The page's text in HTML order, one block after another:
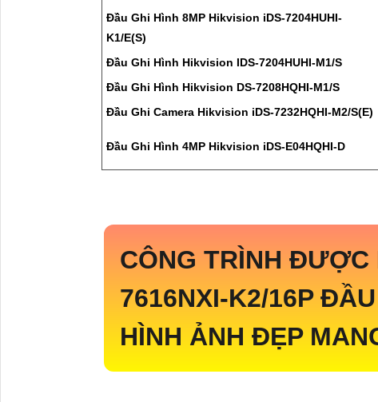
Đầu Ghi Hình 8MP Hikvision iDS-7204HUHI-
K1/E(S)
Đầu Ghi Hình Hikvision IDS-7204HUHI-M1/S
Đầu Ghi Hình Hikvision DS-7208HQHI-M1/S
Đầu Ghi Camera Hikvision iDS-7232HQHI-M2/S(E)
Đầu Ghi Hình 4MP Hikvision iDS-E04HQHI-D
CÔNG TRÌNH ĐƯỢC
7616NXI-K2/16P ĐẦU
HÌNH ẢNH ĐẸP